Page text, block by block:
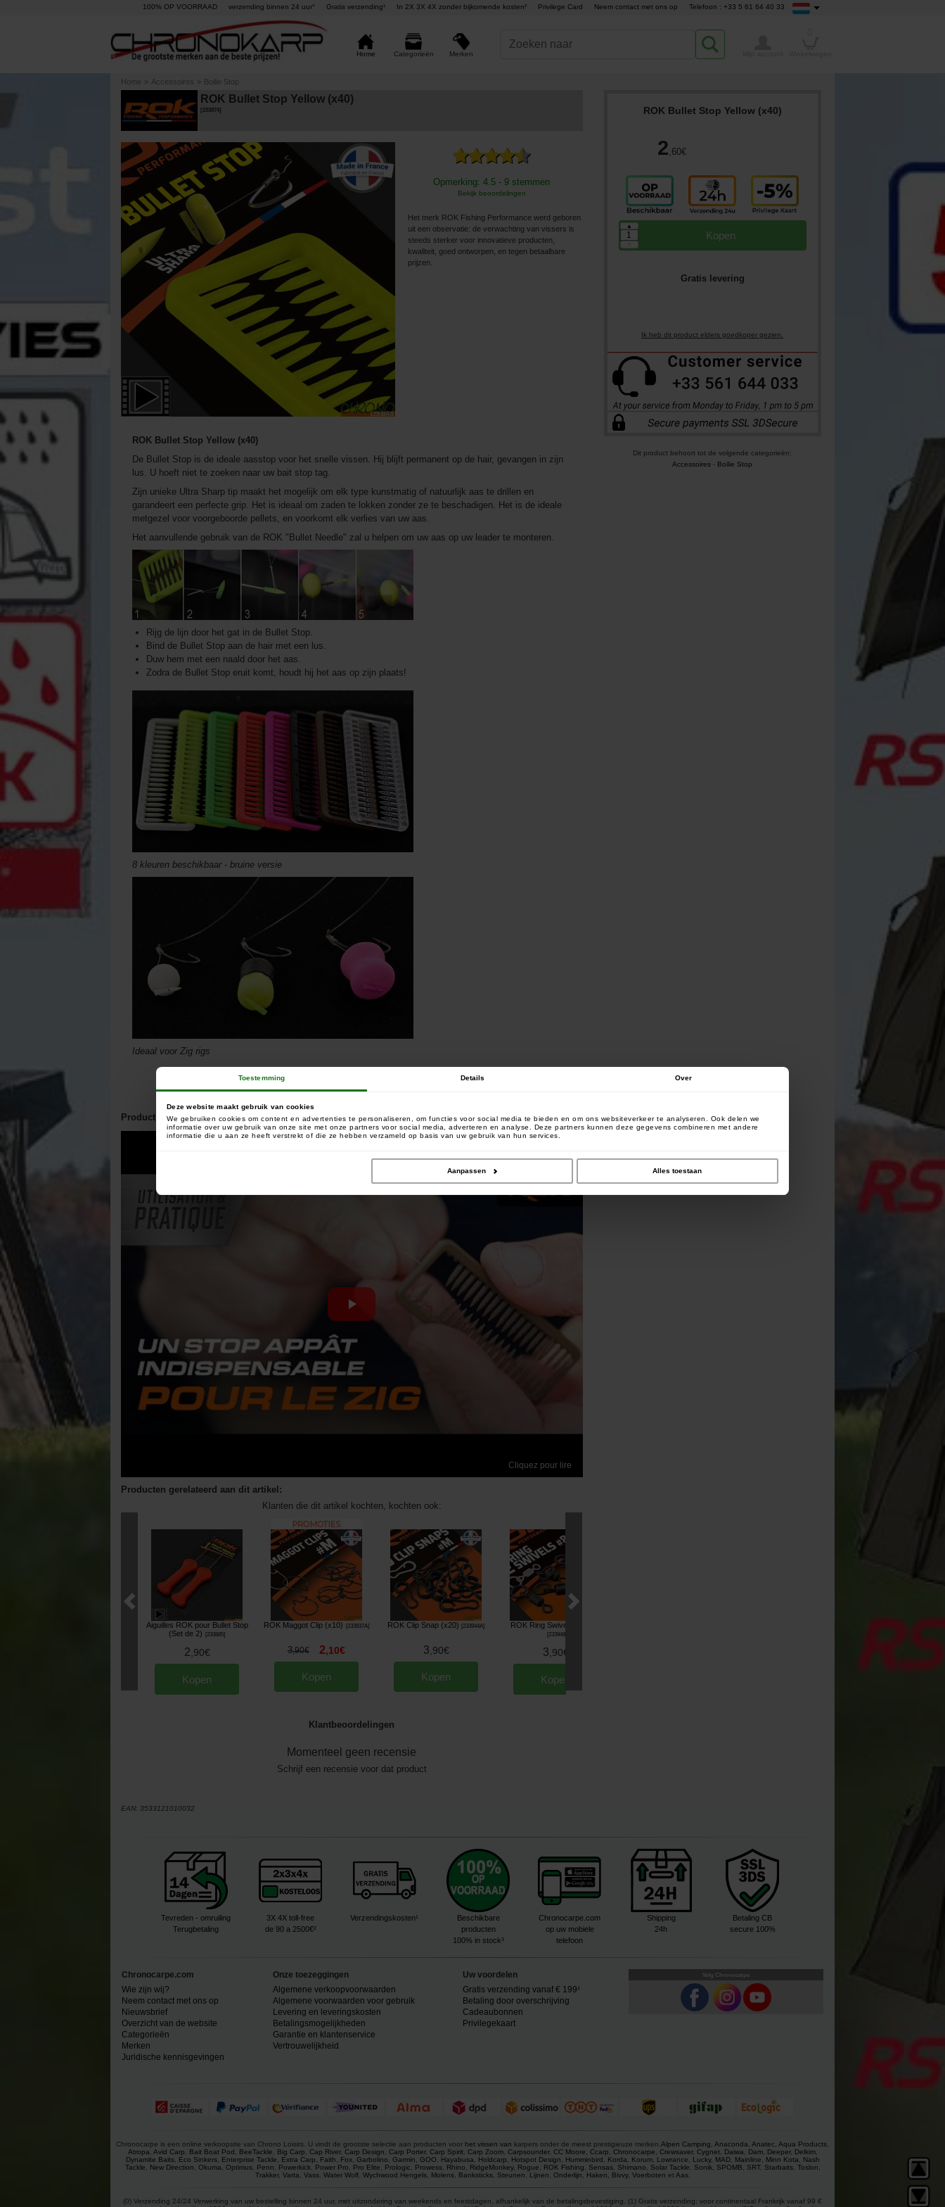
Toestemming Details Over
Deze website maakt gebruik van cookies
We gebruiken cookies om content en advertenties te personaliseren, om functies voor social media te bieden en om ons websiteverkeer te analyseren. Ook delen we
informatie over uw gebruik van onze site met onze partners voor social media, adverteren en analyse. Deze partners kunnen deze gegevens combineren met andere
informatie die u aan ze heeft verstrekt of die ze hebben verzameld op basis van uw gebruik van hun services.
Aanpassen Alles toestaan
100% OP VOORRAAD verzending binnen 24 uur° Gratis verzending¹ In 2X 3X 4X zonder bijkomende kosten² Privilege Card Neem contact met ons op Telefoon : +33 5 61 64 40 33
Home Categorieën Merken
Home » Accessoires » Boilie Stop
ROK Bullet Stop Yellow (x40)
233874 ]
Opmerking: 4.5 - 9 stemmen
Bekijk beoordelingen
Het merk ROK Fishing Performance werd geboren
uit een observatie: de verwachting van vissers is
steeds sterker voor innovatieve producten,
kwaliteit, goed ontworpen, en tegen betaalbare
prijzen.
ROK Bullet Stop Yellow (x40)
2,60€
Kopen
▲
Gratis levering
Ik heb dit product elders goedkoper gezien.
Dit product behoort tot de volgende categorieën:
Accessoires - Boilie Stop
ROK Bullet Stop Yellow (x40)
De Bullet Stop is de ideale aasstop voor het snelle vissen. Hij blijft permanent op de hair, gevangen in zijn
lus. U hoeft niet te zoeken naar uw bait stop tag.
Zijn unieke Ultra Sharp tip maakt het mogelijk om elk type kunstmatig of natuurlijk aas te drillen en
garandeert een perfecte grip. Het is ideaal om zaden te lokken zonder ze te beschadigen. Het is de ideale
metgezel voor voorgeboorde pellets, en voorkomt elk verlies van uw aas.
Het aanvullende gebruik van de ROK "Bullet Needle" zal u helpen om uw aas op uw leader te monteren.
Rijg de lijn door het gat in de Bullet Stop.
Bind de Bullet Stop aan de hair met een lus.
Duw hem met een naald door het aas.
Zodra de Bullet Stop eruit komt, houdt hij het aas op zijn plaats!
8 kleuren beschikbaar - bruine versie
Ideaal voor Zig rigs
Productpresentatie
Cliquez pour lire
Producten gerelateerd aan dit artikel:
Klanten die dit artikel kochten, kochten ook:
Aiguilles ROK pour Bullet Stop
(Set de 2)
233885]
2,90€
Kopen
ROK Maggot Clip (x10) 233937A]
3,90€ 2,10€
Kopen
ROK Clip Snap (x20) [233944A]
3,90€
Kopen
ROK Ring Swivel T8 (x12)
233948
3,90€
Kopen
Klantbeoordelingen
Momenteel geen recensie
Schrijf een recensie voor dat product
EAN: 3533121010032
Tevreden - omruiling
Terugbetaling
3X 4X toll-free
de 90 a 2500€²
Verzendingskosten¹
Beschikbare
producten
100% in stock³
Chronocarpe.com
op uw mobiele
telefoon
Shipping
24h
Betaling CB
secure 100%
Chronocarpe.com
Wie zijn wij?
Neem contact met ons op
Nieuwsbrief
Overzicht van de website
Categorieën
Merken
Juridische kennisgevingen
Onze toezeggingen
Algemene verkoopvoorwaarden
Algemene voorwaarden voor gebruik
Levering en leveringskosten
Betalingsmogelijkheden
Garantie en klantenservice
Vertrouwelijkheid
Uw voordelen
Gratis verzending vanaf € 199¹
Betaling door overschrijving
Cadeaubonnen
Privilegekaart
Volg Chronocarpe
Chronocarpe is een online verkoopsite van Chrono Loisirs. U vindt de grootste selectie aan producten voor het vissen van karpers onder de meest prestigieuze merken. Alpen Camping Anaconda Anatec Aqua Products
Atropa Avid Carp Bait Boat Pod BeeTackle Big Carp Cap River, Carp Design Carp Porter, Carp Spirit, Carp Zoom, Carpsounder, CC Moore Ccarp Chronocarpe Crewsaver, Cygnet, Daiwa Dam, Deeper, Delkim,
Dynamite Baits, Eco Sinkers, Enterprise Tackle Extra Carp Faith Fox, Garbolino Garmin GOO Hayabusa Holdcarp Hotspot Design Humminbird Korda Korum, Lowrance Lucky, MAD, Mainline Minn Kota
Nash
Tackle
New Direction Okuma Optimus, Penn Powerkick, Power Pro Pro Elite Prologic Prowess, Rhino RidgeMonkey, Rogue ROK Fishing Sensas, Shimano Solar Tackle Sonik, SPOMB SRT, Starbaits, Toslon
Trakker, Varta Vass, Water Wolf, Wychwood Hengels, Molens, Banksticks, Steunen Lijnen Onderlijn Haken Bivvy, Voerboten et Aas.
(0) Verzending 24/24 Verwerking van uw bestelling binnen 24 uur, met uitzondering van weekends en feestdagen, afhankelijk van de betalingsbevestiging. (1) Gratis verzending: voor continentaal Frankrijk vanaf 99 €